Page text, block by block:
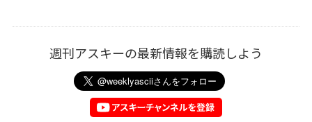
週刊アスキーの最新情報を購読しよう